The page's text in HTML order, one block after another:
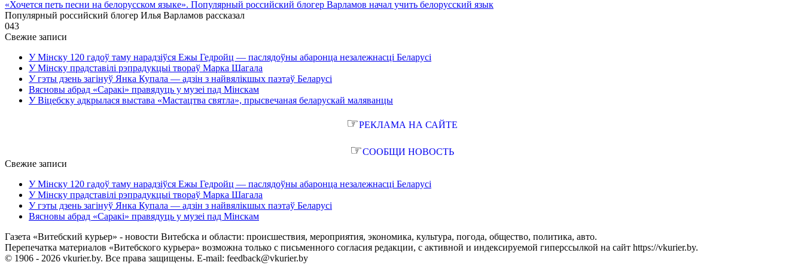
«Хочется петь песни на белорусском языке». Популярный российский блогер Варламов начал учить белорусский язык
Популярный российский блогер Илья Варламов рассказал
043
Свежие записи
У Мінску 120 гадоў таму нарадзіўся Ежы Гедройц — паслядоўны абаронца незалежнасці Беларусі
У Мінску прадставілі рэпрадукцыі твораў Марка Шагала
У гэты дзень загінуў Янка Купала — адзін з найвялікшых паэтаў Беларусі
Вясновы абрад «Саракі» правядуць у музеі пад Мінскам
У Віцебску адкрылася выстава «Мастацтва святла», прысвечаная беларускай маляванцы
☞РЕКЛАМА НА САЙТЕ
☞СООБЩИ НОВОСТЬ
Свежие записи
У Мінску 120 гадоў таму нарадзіўся Ежы Гедройц — паслядоўны абаронца незалежнасці Беларусі
У Мінску прадставілі рэпрадукцыі твораў Марка Шагала
У гэты дзень загінуў Янка Купала — адзін з найвялікшых паэтаў Беларусі
Вясновы абрад «Саракі» правядуць у музеі пад Мінскам
Газета «Витебский курьер» - новости Витебска и области: происшествия, мероприятия, экономика, культура, погода, общество, политика, авто.
Перепечатка материалов «Витебского курьера» возможна только с письменного согласия редакции, с активной и индексируемой гиперссылкой на сайт https://vkurier.by.
© 1906 - 2026 vkurier.by. Все права защищены. E-mail: feedback@vkurier.by